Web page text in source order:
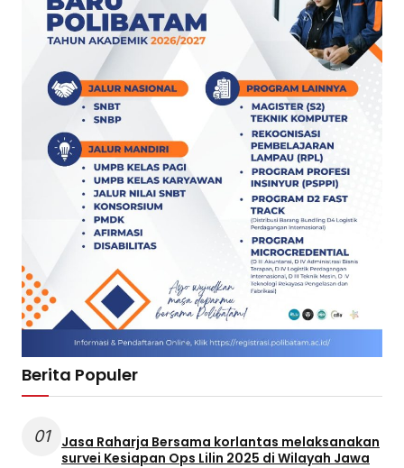
Berita Populer
01
Jasa Raharja Bersama korlantas melaksanakan
survei Kesiapan Ops Lilin 2025 di Wilayah Jawa